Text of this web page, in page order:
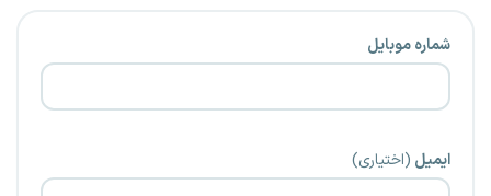
شماره موبایل
ایمیل (اختیاری)